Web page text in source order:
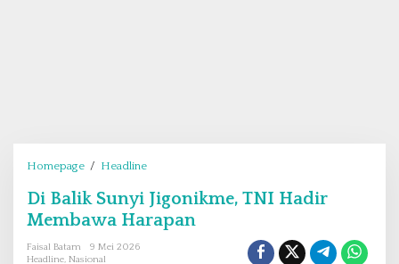
Homepage / Headline
B
a
Di Balik Sunyi Jigonikme, TNI Hadir
Membawa Harapan
Faisal Batam
9 Mei 2026
Headline, Nasional